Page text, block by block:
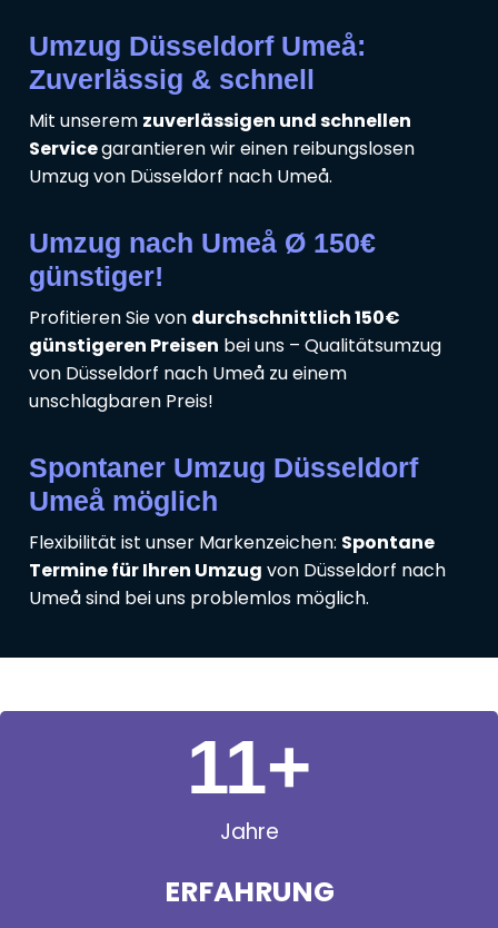
Umzug Düsseldorf Umeå:
Zuverlässig & schnell
Mit unserem zuverlässigen und schnellen
Servicegarantieren wir einen reibungslosen
Umzug von Düsseldorf nach Umeå.
Umzug nach Umeå Ø 150€
günstiger!
Profitieren Sie von durchschnittlich 150€
günstigeren Preisen bei uns – Qualitätsumzug
von Düsseldorf nach Umeå zu einem
unschlagbaren Preis!
Spontaner Umzug Düsseldorf
Umeå möglich
Flexibilität ist unser Markenzeichen: Spontane
Termine für Ihren Umzug von Düsseldorf nach
Umeå sind bei uns problemlos möglich.
Jahre
ERFAHRUNG
11+